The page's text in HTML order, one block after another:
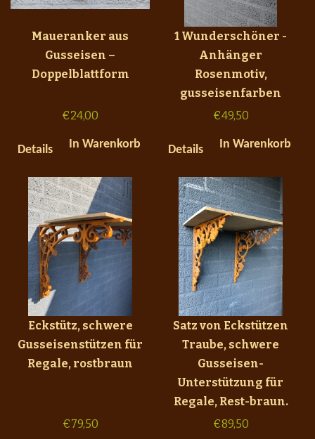
Maueranker aus
Gusseisen –
Doppelblattform
€24,00
Details In Warenkorb
1 Wunderschöner -
Anhänger
Rosenmotiv,
gusseisenfarben
€49,50
Details In Warenkorb
Eckstütz, schwere
Gusseisenstützen für
Regale, rostbraun
€79,50
Satz von Eckstützen
Traube, schwere
Gusseisen-
Unterstützung für
Regale, Rest-braun.
€89,50